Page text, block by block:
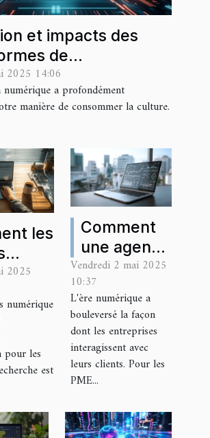
et impacts des
de
sur
culturelle
2025 14:06
a profondément
manière de consommer la culture.
les
2025
numérique
les
est
Comment
une agence
web
régionale
peut
dynamiser
les PME
grâce au
marketing
Vendredi 2 mai 2025
10:37
L'ère numérique a
bouleversé la façon
dont les entreprises
interagissent avec
leurs clients. Pour les
PME...